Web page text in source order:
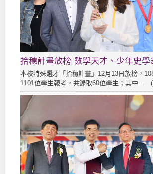
拾穗計畫放榜 數學天才、少年史學
本校特殊選才「拾穗計畫」12月13日放榜，
1101位學生報考，共錄取60位學生；其中... (